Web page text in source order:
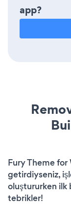
app?
Fury Theme for
getirdiyseniz,
oluştururken ilk
tebrikler!